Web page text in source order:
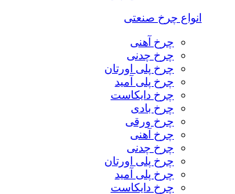
انواع چرخ صنعتی
چرخ آهنی
چرخ چدنی
چرخ پلی اورتان
چرخ پلی آمید
چرخ دایکاست
چرخ بادی
چرخ ورقی
چرخ آهنی
چرخ چدنی
چرخ پلی اورتان
چرخ پلی آمید
چرخ دایکاست